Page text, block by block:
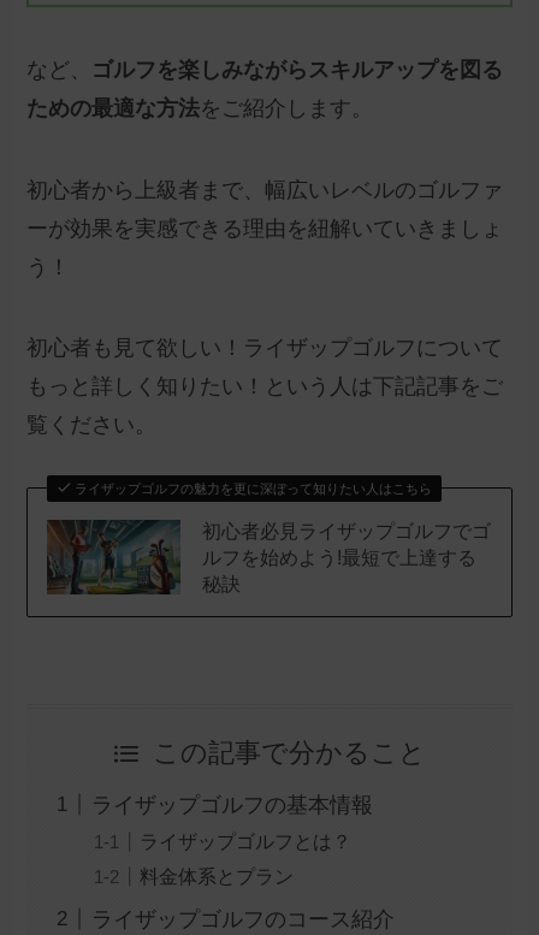
など、 ゴルフを楽しみながらスキルアップを図る
ための最適な方法をご紹介します。
初心者から上級者まで、幅広いレベルのゴルファ
ーが効果を実感できる理由を紐解いていきましょ
う！
初心者も見て欲しい！ライザップゴルフについて
もっと詳しく知りたい！という人は下記記事をご
覧ください。
ライザップゴルフの魅力を更に深ぼって知りたい人はこちら
初心者必見ライザップゴルフでゴ
ルフを始めよう!最短で上達する
秘訣
この記事で分かること
ライザップゴルフの基本情報
ライザップゴルフとは？
料金体系とプラン
ライザップゴルフのコース紹介